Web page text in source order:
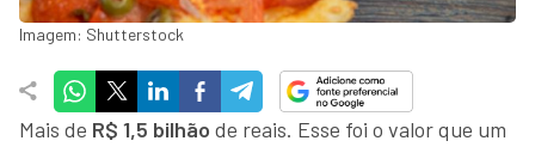
Imagem: Shutterstock
Mais de R$ 1,5 bilhão de reais. Esse foi o valor que um